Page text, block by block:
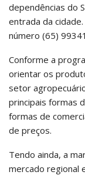
dependências do
entrada da
número (65)
Conforme a
orientar os
setor
principais formas
formas de
de preços.
Tendo ainda, a
mercado regional